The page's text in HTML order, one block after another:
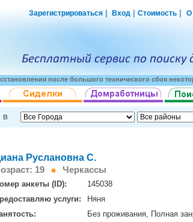
Зарегистрироваться Вход Стоимость О
после большого технического сбоя
В
Руслановна С.
19
Черкассы
анкеты (ID):
145038
услуги:
Няня
Без проживания, Полная